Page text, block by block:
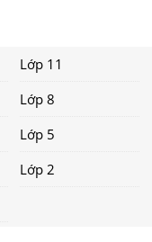
Lớp 11
Lớp 8
Lớp 5
Lớp 2